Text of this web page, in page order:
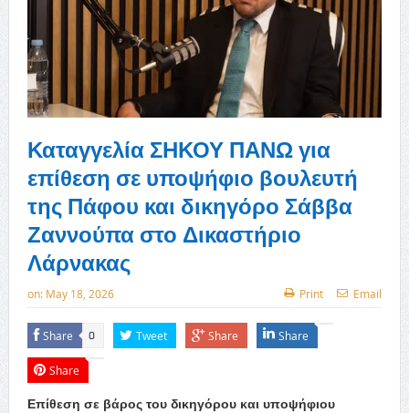
Καταγγελία ΣΗΚΟΥ ΠΑΝΩ για
επίθεση σε υποψήφιο βουλευτή
της Πάφου και δικηγόρο Σάββα
Ζαννούπα στο Δικαστήριο
Λάρνακας
on: May 18, 2026 Print Email
Share 0 Tweet Share Share
Share
Επίθεση σε βάρος του δικηγόρου και υποψήφιου